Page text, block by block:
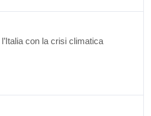
con la crisi climatica